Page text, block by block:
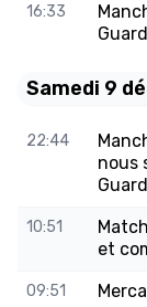
16:33
Samedi 9
22:44
nous
10:51
et
09:51